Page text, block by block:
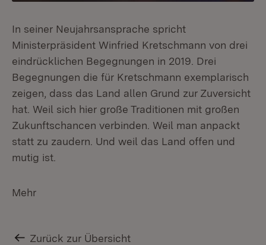
In seiner Neujahrsansprache spricht
Ministerpräsident Winfried Kretschmann von drei
eindrücklichen Begegnungen in 2019. Drei
Begegnungen die für Kretschmann exemplarisch
zeigen, dass das Land allen Grund zur Zuversicht
hat. Weil sich hier große Traditionen mit großen
Zukunftschancen verbinden. Weil man anpackt
statt zu zaudern. Und weil das Land offen und
mutig ist.
Mehr
Zurück zur Übersicht